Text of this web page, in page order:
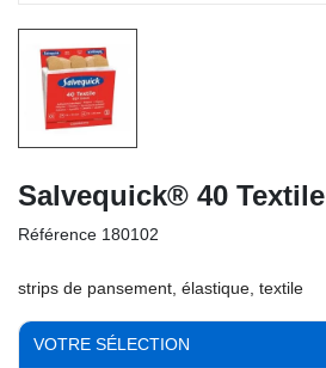
Salvequick® 40 Textile
Référence 180102
strips de pansement, élastique, textile
VOTRE SÉLECTION